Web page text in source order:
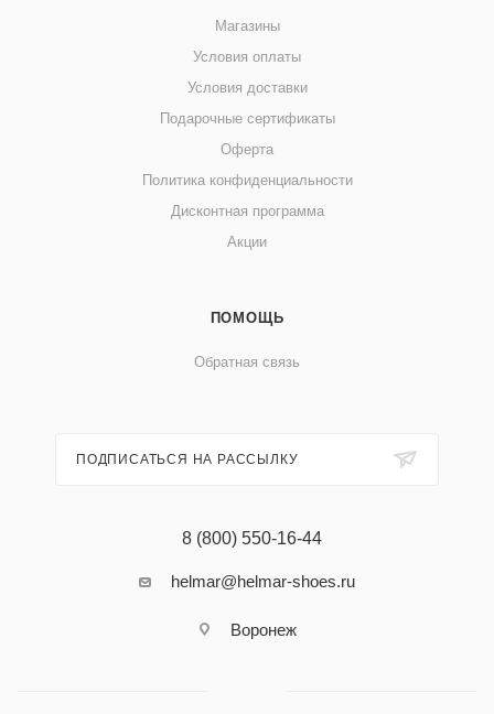
Магазины
Условия оплаты
Условия доставки
Подарочные сертификаты
Оферта
Политика конфиденциальности
Дисконтная программа
Акции
ПОМОЩЬ
Обратная связь
ПОДПИСАТЬСЯ НА РАССЫЛКУ
8 (800) 550-16-44
helmar@helmar-shoes.ru
Воронеж